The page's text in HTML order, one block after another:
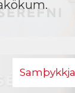
Samþykkja